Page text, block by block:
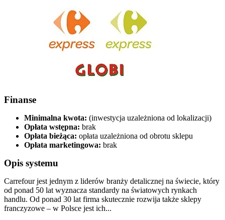
Finanse
Minimalna kwota: (inwestycja uzależniona od lokalizacji)
Opłata wstępna: brak
Opłata bieżąca: opłata uzależniona od obrotu sklepu
Opłata marketingowa: brak
Opis systemu
Carrefour jest jednym z liderów branży detalicznej na świecie, który
od ponad 50 lat wyznacza standardy na światowych rynkach
handlu. Od ponad 30 lat firma skutecznie rozwija także sklepy
franczyzowe – w Polsce jest ich...